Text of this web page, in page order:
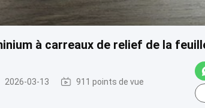
à carreaux de relief de la
2026-03-13 911 points de vue